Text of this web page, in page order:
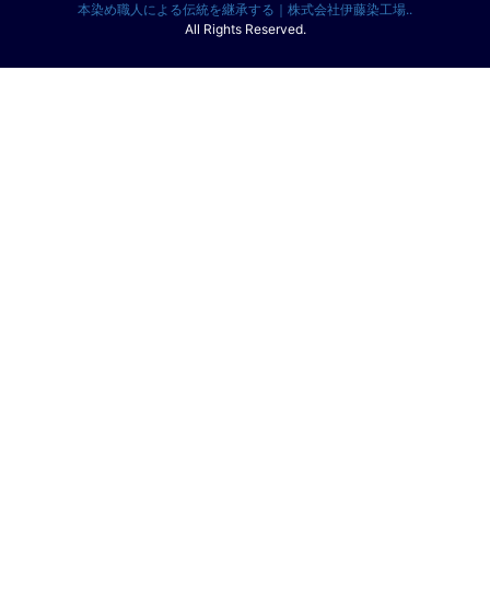
本染め職人による伝統を継承する｜株式会社伊藤染工場..
All Rights Reserved.